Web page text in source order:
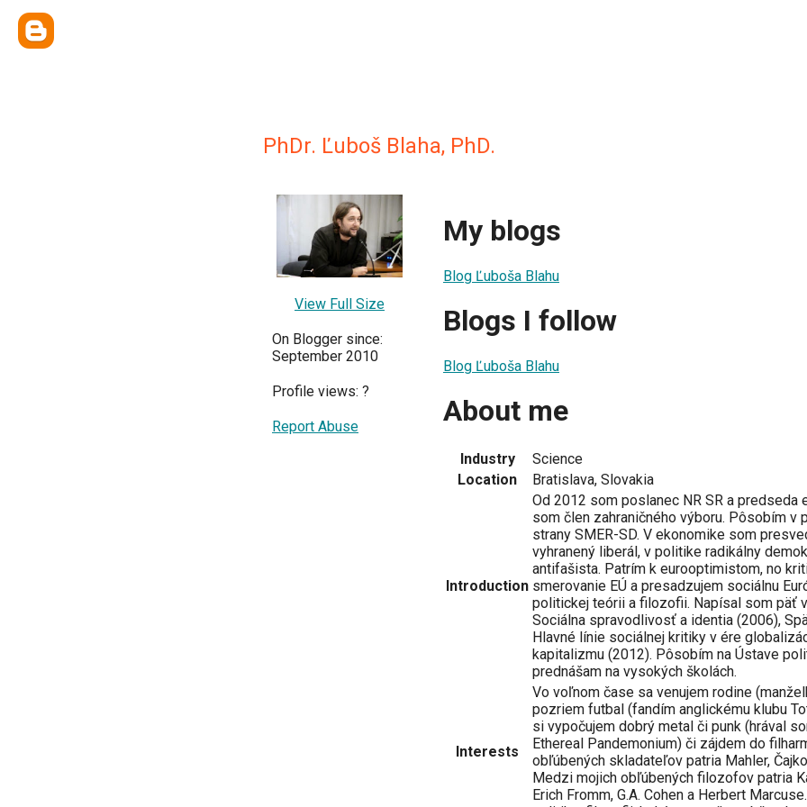
PhDr. Ľuboš Blaha, PhD.
View Full Size
On Blogger since:
September 2010
Profile views: ?
Report Abuse
My blogs
Blog Ľuboša Blahu
Blogs I follow
Blog Ľuboša Blahu
About me
Industry
Science
Location
Bratislava, Slovakia
Introduction
Od 2012 som poslanec NR SR a predseda
som člen zahraničného výboru. Pôsobím v
strany SMER-SD. V ekonomike som
vyhranený liberál, v politike radikálny
antifašista. Patrím k eurooptimistom, no
smerovanie EÚ a presadzujem sociálnu
politickej teórii a filozofii. Napísal som päť
Sociálna spravodlivosť a identia (2006),
Hlavné línie sociálnej kritiky v ére
kapitalizmu (2012). Pôsobím na Ústave
prednášam na vysokých školách.
Interests
Vo voľnom čase sa venujem rodine
pozriem futbal (fandím anglickému klubu
si vypočujem dobrý metal či punk (hrával
Ethereal Pandemonium) či zájdem do
obľúbených skladateľov patria Mahler,
Medzi mojich obľúbených filozofov patria
Erich Fromm, G.A. Cohen a Herbert